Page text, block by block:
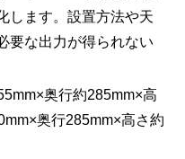
します。設置方法や天
要な出力が得られない
奥行約285mm×高
奥行285mm×高さ約